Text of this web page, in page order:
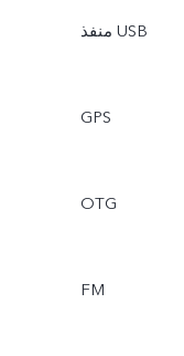
منفذ USB
GPS
OTG
FM